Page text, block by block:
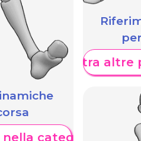
categoria
Mostra altre